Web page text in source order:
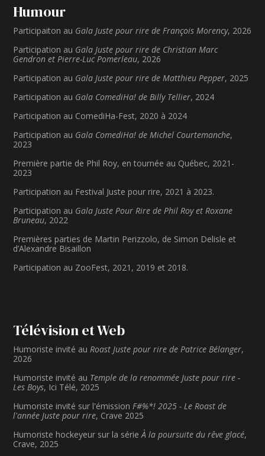
Humour
Participaiton au Gala Juste pour rire de François Morency, 2026
Participation au Gala Juste pour rire de Christian Marc
Gendron et Pierre-Luc Pomerleau, 2026
Participation au Gala Juste pour rire de Matthieu Pepper, 2025
Participation au Gala ComediHa! de Billy Tellier, 2024
Participation au ComediHa-Fest, 2020 à 2024
Participation au Gala ComediHa! de Michel Courtemanche,
2023
Première partie de Phil Roy, en tournée au Québec, 2021-
2023
Participation au Festival Juste pour rire, 2021 à 2023.
Participation au Gala Juste Pour Rire de Phil Roy et Roxane
Bruneau, 2022
Premières parties de Martin Perizzolo, de Simon Delisle et
d’Alexandre Bisaillon
Participation au ZooFest, 2021, 2019 et 2018.
Télévision et Web
Humoriste invité au Roast Juste pour rire de Patrice Bélanger,
2026
Humoriste invité au Temple de la renommée Juste pour rire -
Les Boys, Ici Télé, 2025
Humoriste invité sur l'émission F#%*! 2025 - Le Roast de
l'année Juste pour rire, Crave 2025
Humoriste hockeyeur sur la série À la poursuite du rêve glacé,
Crave, 2025